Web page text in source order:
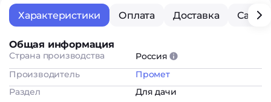
Характеристики Оплата Доставка
Общая информация
Страна производства
Россия
Производитель
Промет
Раздел
Для дачи